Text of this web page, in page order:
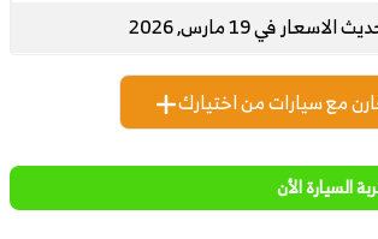
الاسعار في 19 مارس, 2026
مع سيارات من اختيارك
السيارة الأن